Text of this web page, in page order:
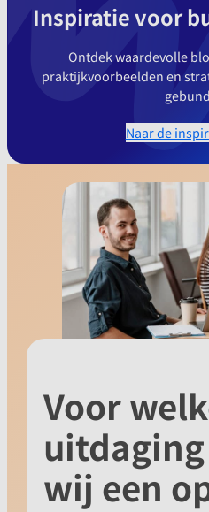
Inspiratie voor
Ontdek waardevolle
praktijkvoorbeelden en
Naar de
Voor
wij een